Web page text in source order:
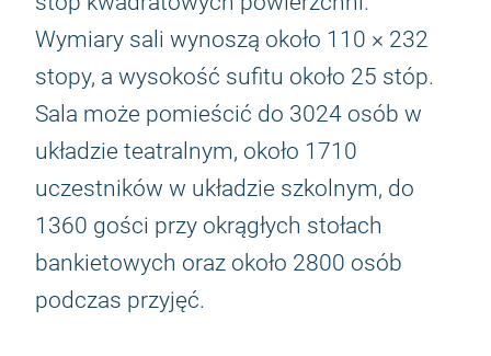
Wymiary sali wynoszą około 110 × 232
stopy, a wysokość sufitu około 25 stóp.
Sala może pomieścić do 3024 osób w
układzie teatralnym, około 1710
uczestników w układzie szkolnym, do
1360 gości przy okrągłych stołach
bankietowych oraz około 2800 osób
podczas przyjęć.